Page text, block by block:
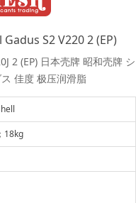
Gadus S2 V220 2 (EP)
2 (EP) 日本壳牌 昭和壳牌 シ
佳度 极压润滑脂
18kg